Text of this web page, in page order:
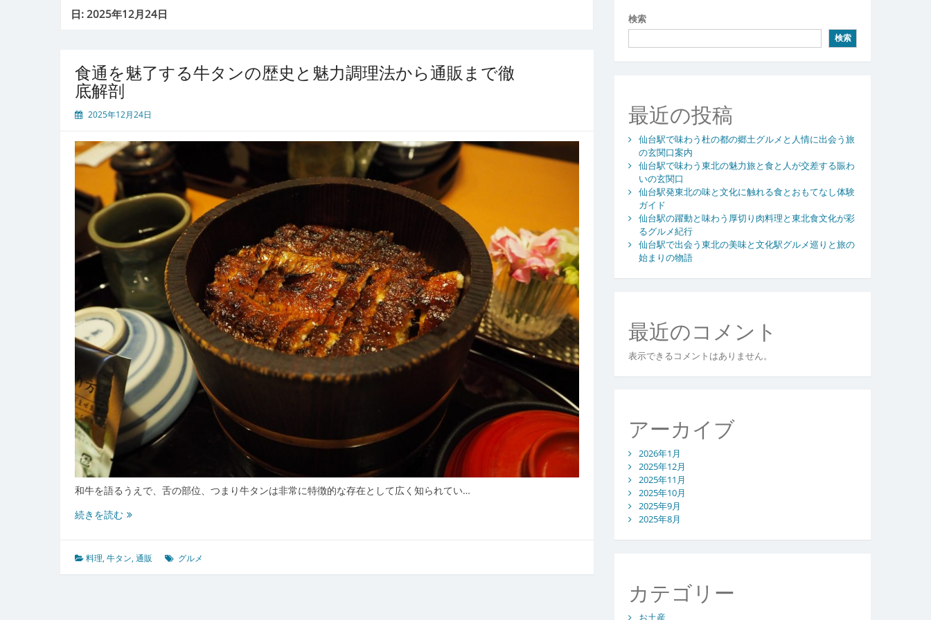
日:2025年12月24日
食通を魅了する牛タンの歴史と魅力調理法から通販まで徹
底解剖
2025年12月24日
和牛を語るうえで、舌の部位、つまり牛タンは非常に特徴的な存在として広く知られてい…
続きを読む食
魅
了
料理,牛タン,通販 グルメ
検索
検索
最近の投稿
仙台駅で味わう杜の都の郷土グルメと人情に出会う旅
の玄関口案内
仙台駅で味わう東北の魅力旅と食と人が交差する賑わ
いの玄関口
仙台駅発東北の味と文化に触れる食とおもてなし体験
ガイド
仙台駅の躍動と味わう厚切り肉料理と東北食文化が彩
るグルメ紀行
仙台駅で出会う東北の美味と文化駅グルメ巡りと旅の
始まりの物語
最近のコメント
表示できるコメントはありません。
アーカイブ
2026年1月
2025年12月
2025年11月
2025年10月
2025年9月
2025年8月
カテゴリー
お土産